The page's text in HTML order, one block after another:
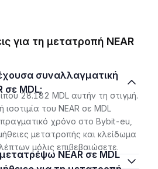
για τη μετατροπή NEAR
σε MDL;
28.182 MDL αυτήν τη στιγμή.
του NEAR σε MDL
χρόνο στο Bybit-eu,
μετατροπής και κλείδωμα
μόλις επιβεβαιώσετε.